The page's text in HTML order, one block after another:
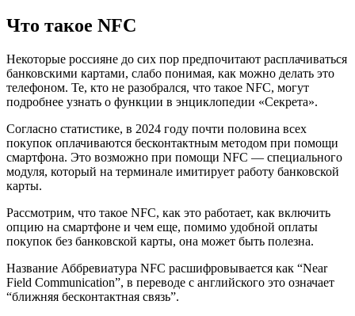
Что такое NFC
Некоторые россияне до сих пор предпочитают расплачиваться
банковскими картами, слабо понимая, как можно делать это
телефоном. Те, кто не разобрался, что такое NFC, могут
подробнее узнать о функции в энциклопедии «Секрета».
Согласно статистике, в 2024 году почти половина всех
покупок оплачиваются бесконтактным методом при помощи
смартфона. Это возможно при помощи NFC — специального
модуля, который на терминале имитирует работу банковской
карты.
Рассмотрим, что такое NFC, как это работает, как включить
опцию на смартфоне и чем еще, помимо удобной оплаты
покупок без банковской карты, она может быть полезна.
Название Аббревиатура NFC расшифровывается как “Near
Field Communication”, в переводе с английского это означает
“ближняя бесконтактная связь”.